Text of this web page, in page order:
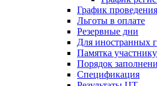
График
Льготы в оплате
Резервные дни
Для иностранных
Памятка
Порядок
Спецификация